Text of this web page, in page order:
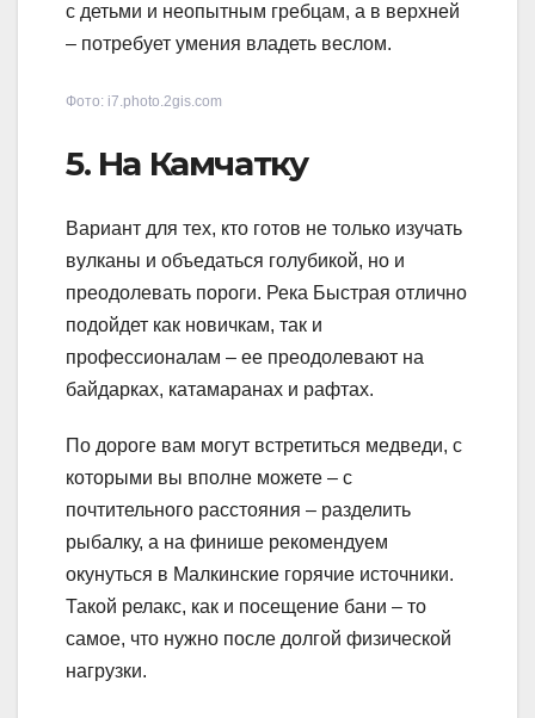
с детьми и неопытным гребцам, а в верхней
– потребует умения владеть веслом.
Фото: i7.photo.2gis.com
5. На Камчатку
Вариант для тех, кто готов не только изучать
вулканы и объедаться голубикой, но и
преодолевать пороги. Река Быстрая отлично
подойдет как новичкам, так и
профессионалам – ее преодолевают на
байдарках, катамаранах и рафтах.
По дороге вам могут встретиться медведи, с
которыми вы вполне можете – с
почтительного расстояния – разделить
рыбалку, а на финише рекомендуем
окунуться в Малкинские горячие источники.
Такой релакс, как и посещение бани – то
самое, что нужно после долгой физической
нагрузки.